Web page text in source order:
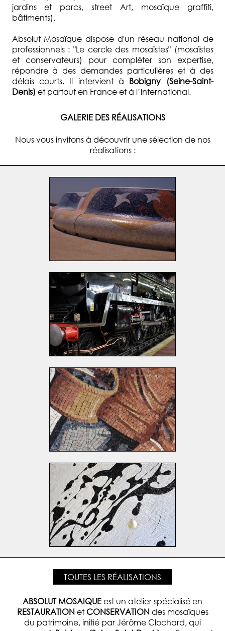
jardins et parcs, street Art, mosaïque graffiti,
bâtiments).
Absolut Mosaïque dispose d'un réseau national de
professionnels : "Le cercle des mosaïstes" (mosaïstes
et conservateurs) pour compléter son expertise,
répondre à des demandes particulières et à des
délais courts. Il intervient à Bobigny (Seine-Saint-
Denis) et partout en France et à l’international.
GALERIE DES RÉALISATIONS
Nous vous invitons à découvrir une sélection de nos
réalisations :
TOUTES LES RÉALISATIONS
ABSOLUT MOSAIQUEest un atelier spécialisé en
RESTAURATIONetCONSERVATIONdes mosaïques
du patrimoine, initié par Jérôme Clochard, qui